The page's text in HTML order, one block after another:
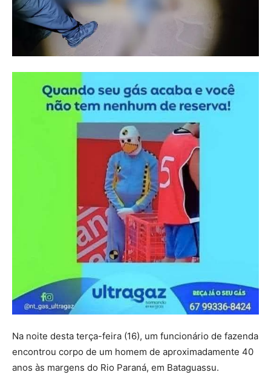
Na noite desta terça-feira (16), um funcionário de fazenda
encontrou corpo de um homem de aproximadamente 40
anos às margens do Rio Paraná, em Bataguassu.